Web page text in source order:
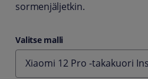
sormenjäljetkin.
Valitse malli
Xiaomi 12 Pro -takakuori